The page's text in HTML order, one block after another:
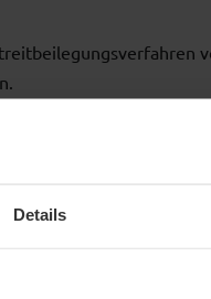
Details
fremde